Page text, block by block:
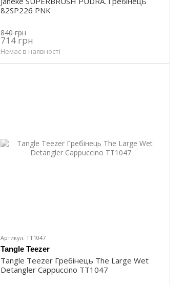
82SP226 PNK
840 грн
714 грн
Немає в наявності
Артикул: TT1047
Tangle Teezer
Tangle Teezer Гребінець The Large Wet
Detangler Cappuccino TT1047